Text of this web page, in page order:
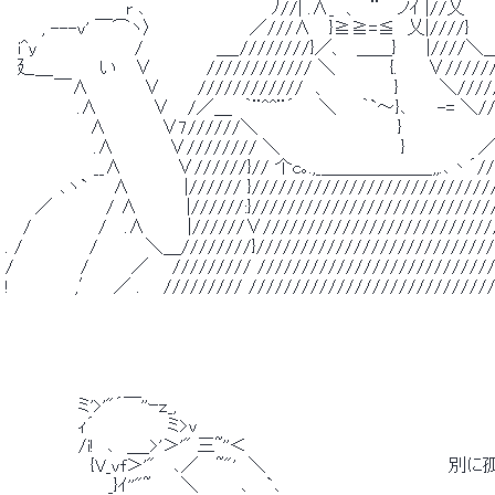
r ､　　　　　　　 　 　 ﾉ//| .∧_　、　¨ 　ノｲ |//乂　　　　
, ---v' ￣⌒ヽ〉　　　　　　　　／///∧　 }≧≧=≦　乂|////}
i^y　　　　　　　　/　　　　　　＿_////////}／、　＿＿}　　 |////
廴＿　　 　 い　 ∨　　　　 //////////// ＼　　　　 {.　 　
￣∧　　　　 ∨　　　////////////　、　　　　　 } 　 　
.∧　　　　 ∨　 /／＿　｀¨^^¨´　　＼　　｀`～}､ 　　-=
∧　　　　 ∨7//////＼　　　　　　　　　　　 }　　　　　
.∧　　　　 ∨//////// ＼　　　　　　　　 　 }　　　　
__∧　　　　 ∨//////}// 个c｡.,_＿＿＿＿＿＿_,,.､
､ヽ`　　∧　　　　 |//////
／　 　 　 / ∧　　　　|//////
/　　　　　 /　 .∧　　　 |//////
. /　　　　　 /　　 　 ＼＿////////
/　　　　　 /　　　 ／ 　 /////////
!　　 　 　 ,′　 ／ . 　 /////////
ミ'>'"´￣''ｰｚ_,
ｨ´　　　　　　ミ>v
/i!　､　＿_>'＞'" 三~''＜
{V_vf＞'"　 ､／　 ~"'　＼　　　　　　　　　　　　　　　別に
_}ｲ''"~　　 ＼　　　 ､　 `､